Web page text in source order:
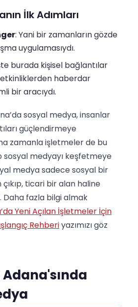
İlk Adımları
: Yani bir zamanların gözde
uygulamasıydı.
burada kişisel bağlantılar
haberdar
bir aracıydı.
sosyal medya, insanlar
güçlendirmeye
zamanla işletmeler de bu
medyayı keşfetmeye
medya sadece sosyal bir
ticari bir alan haline
Daha fazla bilgi almak
Yeni Açılan İşletmeler İçin
Rehberiyazımızı göz